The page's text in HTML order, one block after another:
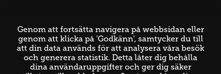
Genom att fortsätta navigera på webbsidan eller
genom att klicka på 'Godkänn', samtycker du till
att din data används för att analysera våra besök
och generera statistik. Detta låter dig behålla
dina användaruppgifter och ger dig säker